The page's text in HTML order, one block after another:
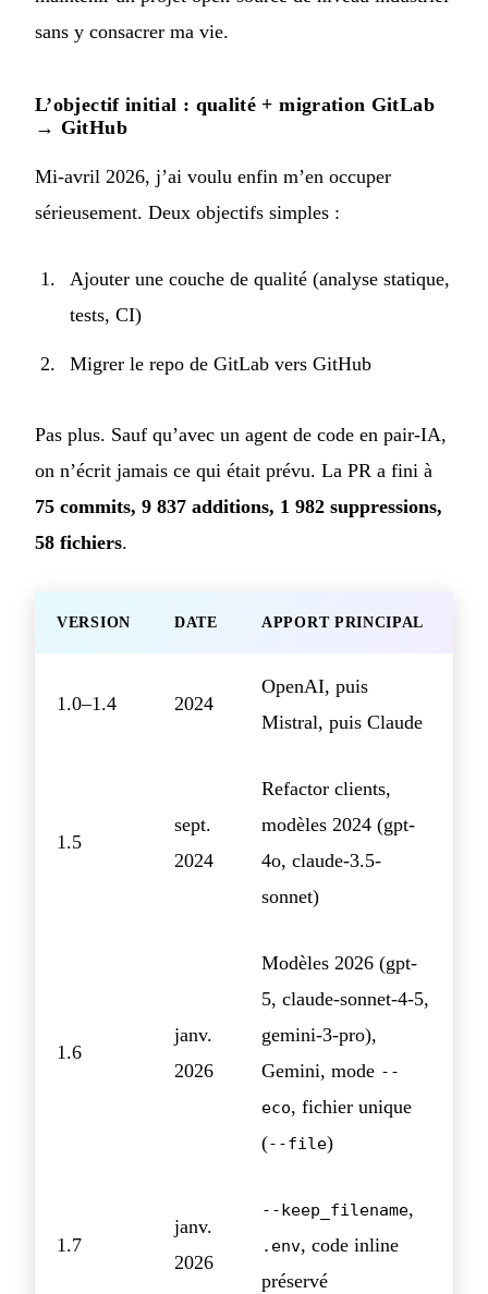
sans y consacrer ma vie.
L’objectif initial : qualité + migration GitLab
→ GitHub
Mi-avril 2026, j’ai voulu enfin m’en occuper
sérieusement. Deux objectifs simples :
Ajouter une couche de qualité (analyse statique,
tests, CI)
Migrer le repo de GitLab vers GitHub
Pas plus. Sauf qu’avec un agent de code en pair-IA,
on n’écrit jamais ce qui était prévu. La PR a fini à
75 commits, 9 837 additions, 1 982 suppressions,
58 fichiers.
VERSION DATE APPORT PRINCIPAL
1.0–1.4 2024
OpenAI, puis
Mistral, puis Claude
1.5
sept.
2024
Refactor clients,
modèles 2024 (gpt-
4o, claude-3.5-
sonnet)
1.6
janv.
2026
Modèles 2026 (gpt-
5, claude-sonnet-4-5,
gemini-3-pro),
Gemini, mode --
eco, fichier unique
(--file)
1.7
janv.
2026
--keep_filename,
.env, code inline
préservé